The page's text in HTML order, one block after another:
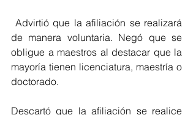
Advirtió que la afiliación se realizará
de manera voluntaria. Negó que se
obligue a maestros al destacar que la
mayoría tienen licenciatura, maestría o
doctorado.
Descartó que la afiliación se realice